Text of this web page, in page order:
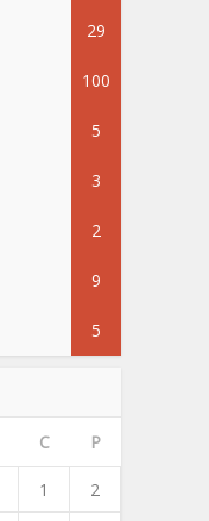
29
100
5
3
2
9
5
C P
1
2